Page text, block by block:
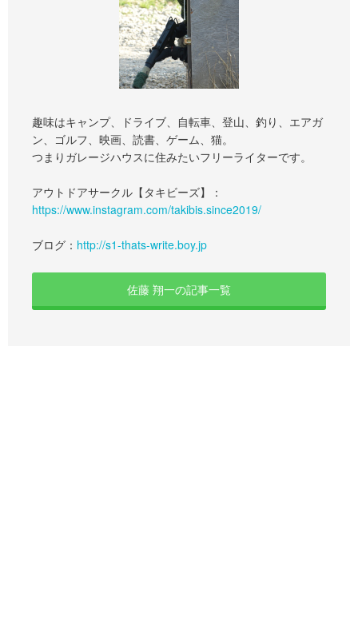
趣味はキャンプ、ドライブ、自転車、登山、釣り、エアガ
ン、ゴルフ、映画、読書、ゲーム、猫。
つまりガレージハウスに住みたいフリーライターです。
アウトドアサークル【タキビーズ】：
https://www.instagram.com/takibis.since2019/
ブログ： http://s1-thats-write.boy.jp
佐藤 翔一の記事一覧